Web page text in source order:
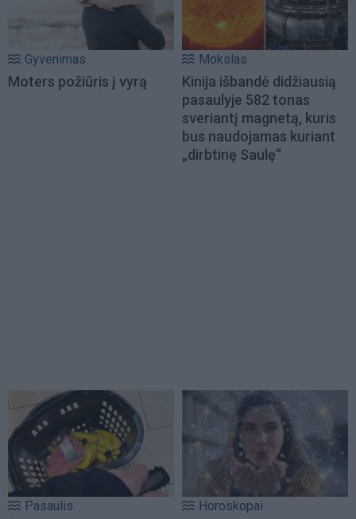
Gyvenimas
Moters požiūris į vyrą
Mokslas
Kinija išbandė didžiausią
pasaulyje 582 tonas
sveriantį magnetą, kuris
bus naudojamas kuriant
„dirbtinę Saulę“
Pasaulis Horoskopai